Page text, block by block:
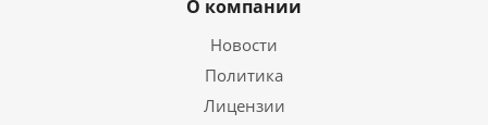
О компании
Новости
Политика
Лицензии